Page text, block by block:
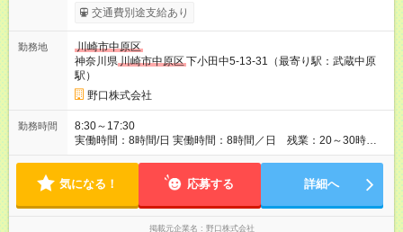
21万円 ・残業代5万円（30時間）
========================= ：月収26万円 ※時間外手当
※試用期間は6ヶ月で、その間給与・待遇に変更はありません。
※上記には一律支給の33,000円（外勤手当、運転手当、住居手
当）を含みます。 ※被扶養者がいる場合、家族手当有。 ※経
験・年齢・能力を考慮して決定いたします。 【試用期間】試用
期間あり 試用期間の長さ：6ヶ月 雇用形態、給与は本採用時と
同じです。
交通費別途支給あり
勤務地
川崎市中原区
神奈川県川崎市中原区下小田中5-13-31（最寄り駅：武蔵中原
駅）
野口株式会社
勤務時間
8:30～17:30
実働時間：8時間/日 実働時間：8時間／日 残業：20～30時間
／月
気になる！ 応募する 詳細へ
掲載元企業名 野口株式会社